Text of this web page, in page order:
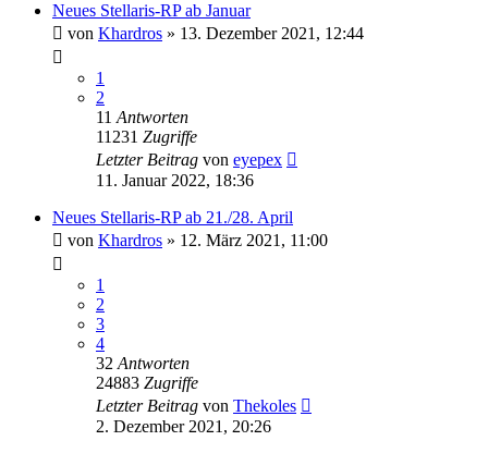
Neues Stellaris-RP ab Januar
von Khardros » 13. Dezember 2021, 12:44
1
2
11 Antworten
11231 Zugriffe
Letzter Beitrag von eyepex
11. Januar 2022, 18:36
Neues Stellaris-RP ab 21./28. April
von Khardros » 12. März 2021, 11:00
1
2
3
4
32 Antworten
24883 Zugriffe
Letzter Beitrag von Thekoles
2. Dezember 2021, 20:26